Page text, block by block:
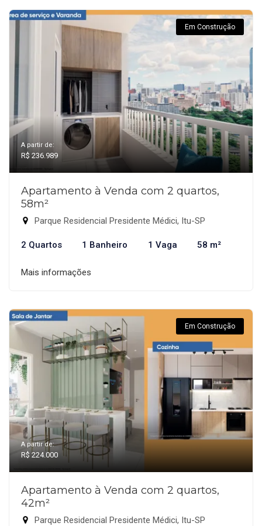
Em Construção
A partir de:
R$ 236.989
Apartamento à Venda com 2 quartos,
58m²
Parque Residencial Presidente Médici, Itu-SP
2 Quartos 1 Banheiro 1 Vaga 58 m²
Mais informações
Em Construção
A partir de:
R$ 224.000
Apartamento à Venda com 2 quartos,
42m²
Parque Residencial Presidente Médici, Itu-SP